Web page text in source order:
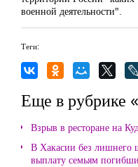
военной деятельности".
Теги:
Еще в рубрике
Взрыв в ресторане на
В Хакасии без
выплату семьям